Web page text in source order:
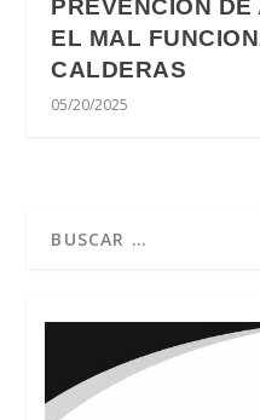
PREVENCIÓN
EL MAL
CALDERAS
05/20/2025